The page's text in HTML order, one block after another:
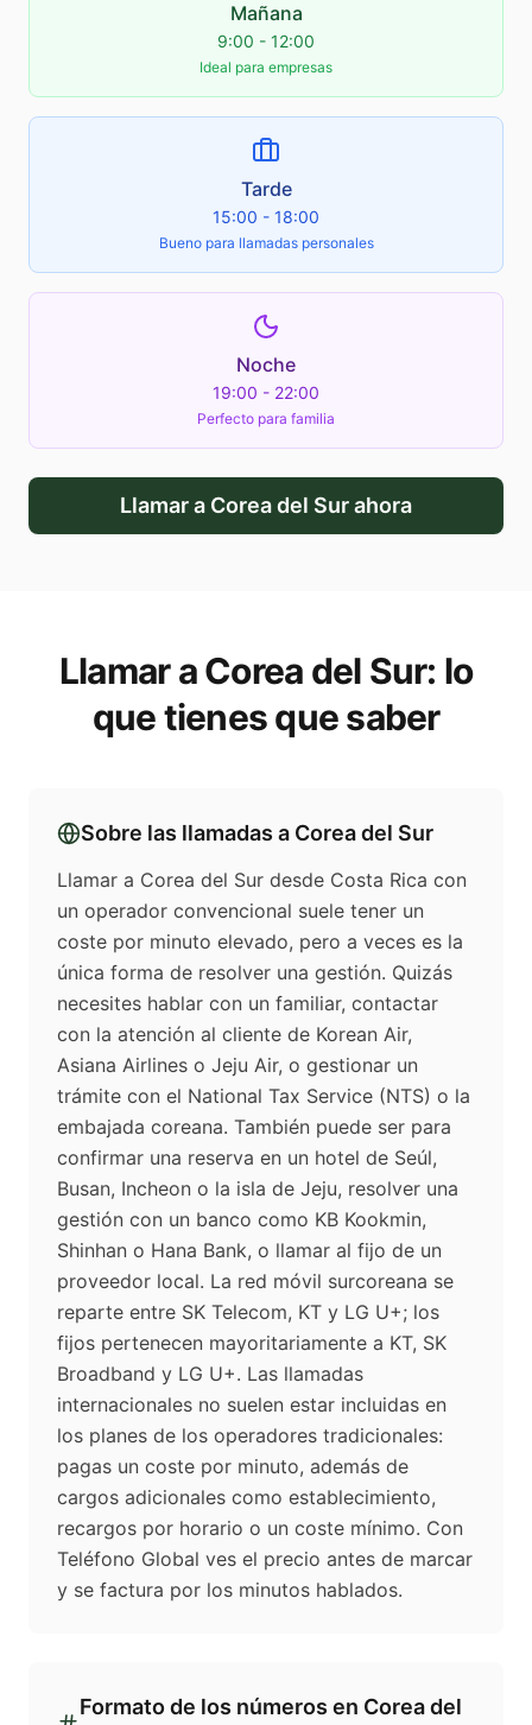
Mañana
9:00 - 12:00
Ideal para empresas
Tarde
15:00 - 18:00
Bueno para llamadas personales
Noche
19:00 - 22:00
Perfecto para familia
Llamar a Corea del Surahora
Llamar aCorea del Sur: lo
que tienes que saber
Sobre las llamadas a Corea del Sur
Llamar a Corea del Sur desde Costa Rica con
un operador convencional suele tener un
coste por minuto elevado, pero a veces es la
única forma de resolver una gestión. Quizás
necesites hablar con un familiar, contactar
con la atención al cliente de Korean Air,
Asiana Airlines o Jeju Air, o gestionar un
trámite con el National Tax Service (NTS) o la
embajada coreana. También puede ser para
confirmar una reserva en un hotel de Seúl,
Busan, Incheon o la isla de Jeju, resolver una
gestión con un banco como KB Kookmin,
Shinhan o Hana Bank, o llamar al fijo de un
proveedor local. La red móvil surcoreana se
reparte entre SK Telecom, KT y LG U+; los
fijos pertenecen mayoritariamente a KT, SK
Broadband y LG U+. Las llamadas
internacionales no suelen estar incluidas en
los planes de los operadores tradicionales:
pagas un coste por minuto, además de
cargos adicionales como establecimiento,
recargos por horario o un coste mínimo. Con
Teléfono Global ves el precio antes de marcar
y se factura por los minutos hablados.
Formato de los números en Corea del